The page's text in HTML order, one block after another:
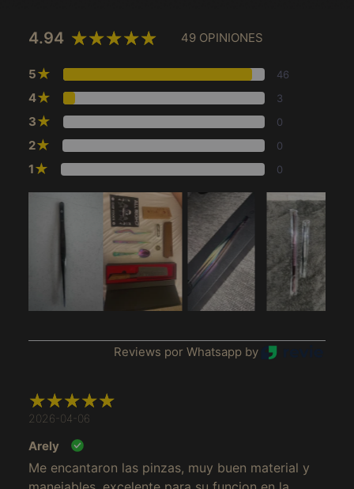
4.94 49 OPINIONES
5★ 46
4★ 3
3★ 0
2★ 0
1★ 0
Reviews por Whatsapp by
2026-04-06
Arely
Me encantaron las pinzas, muy buen material y
Albania (MXN $)
Angola (MXN $)